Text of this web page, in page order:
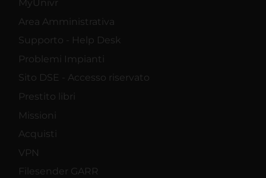
MyUnivr
Area Amministrativa
Supporto - Help Desk
Problemi Impianti
Sito DSE - Accesso riservato
Prestito libri
Missioni
Acquisti
VPN
Filesender GARR